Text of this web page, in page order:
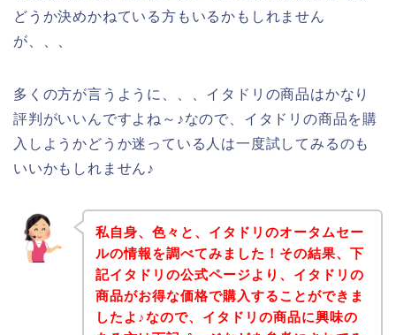
どうか決めかねている方もいるかもしれません
が、、、
多くの方が言うように、、、イタドリの商品はかなり
評判がいいんですよね～♪なので、イタドリの商品を購
入しようかどうか迷っている人は一度試してみるのも
いいかもしれません♪
私自身、色々と、イタドリのオータムセー
ルの情報を調べてみました！その結果、下
記イタドリの公式ページより、イタドリの
商品がお得な価格で購入することができま
したよ♪なので、イタドリの商品に興味の